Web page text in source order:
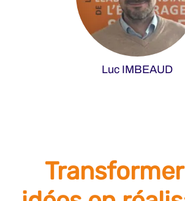
Luc IMBEAUD